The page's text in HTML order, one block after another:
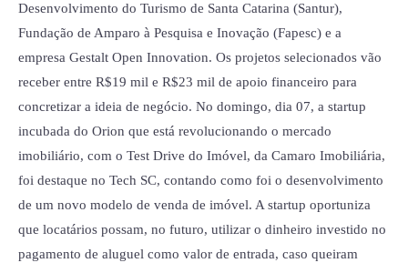
Desenvolvimento do Turismo de Santa Catarina (Santur),
Fundação de Amparo à Pesquisa e Inovação (Fapesc) e a
empresa Gestalt Open Innovation. Os projetos selecionados vão
receber entre R$19 mil e R$23 mil de apoio financeiro para
concretizar a ideia de negócio. No domingo, dia 07, a startup
incubada do Orion que está revolucionando o mercado
imobiliário, com o Test Drive do Imóvel, da Camaro Imobiliária,
foi destaque no Tech SC, contando como foi o desenvolvimento
de um novo modelo de venda de imóvel. A startup oportuniza
que locatários possam, no futuro, utilizar o dinheiro investido no
pagamento de aluguel como valor de entrada, caso queiram